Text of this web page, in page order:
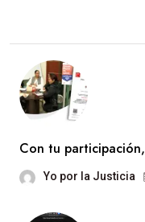
Con tu
Yo por la Justicia